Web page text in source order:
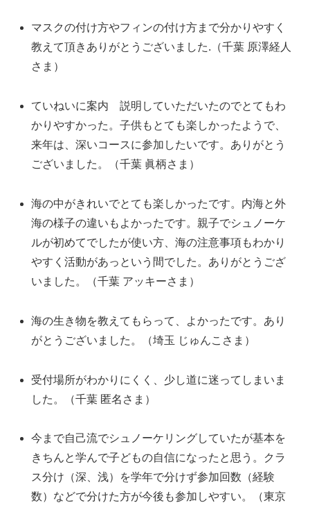
マスクの付け方やフィンの付け方まで分かりやすく
教えて頂きありがとうございました.（千葉 原澤経人
さま）
ていねいに案内 説明していただいたのでとてもわ
かりやすかった。子供もとても楽しかったようで、
来年は、深いコースに参加したいです。ありがとう
ございました。（千葉 眞柄さま）
海の中がきれいでとても楽しかったです。内海と外
海の様子の違いもよかったです。親子でシュノーケ
ルが初めてでしたが使い方、海の注意事項もわかり
やすく活動があっという間でした。ありがとうござ
いました。（千葉 アッキーさま）
海の生き物を教えてもらって、よかったです。あり
がとうございました。（埼玉 じゅんこさま）
受付場所がわかりにくく、少し道に迷ってしまいま
した。（千葉 匿名さま）
今まで自己流でシュノーケリングしていたが基本を
きちんと学んで子どもの自信になったと思う。クラ
ス分け（深、浅）を学年で分けず参加回数（経験
数）などで分けた方が今後も参加しやすい。（東京